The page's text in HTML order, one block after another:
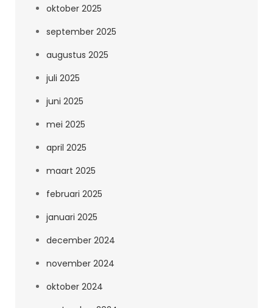
oktober 2025
september 2025
augustus 2025
juli 2025
juni 2025
mei 2025
april 2025
maart 2025
februari 2025
januari 2025
december 2024
november 2024
oktober 2024